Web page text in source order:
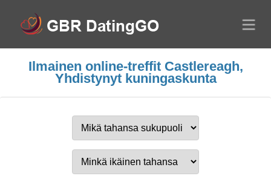
Ilmainen online-treffit Castlereagh,
Yhdistynyt kuningaskunta